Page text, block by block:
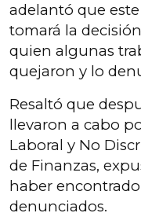
adelantó que
tomará la
quien algunas
quejaron y lo
Resaltó que
llevaron a cabo
Laboral y No
de Finanzas,
haber
denunciados.